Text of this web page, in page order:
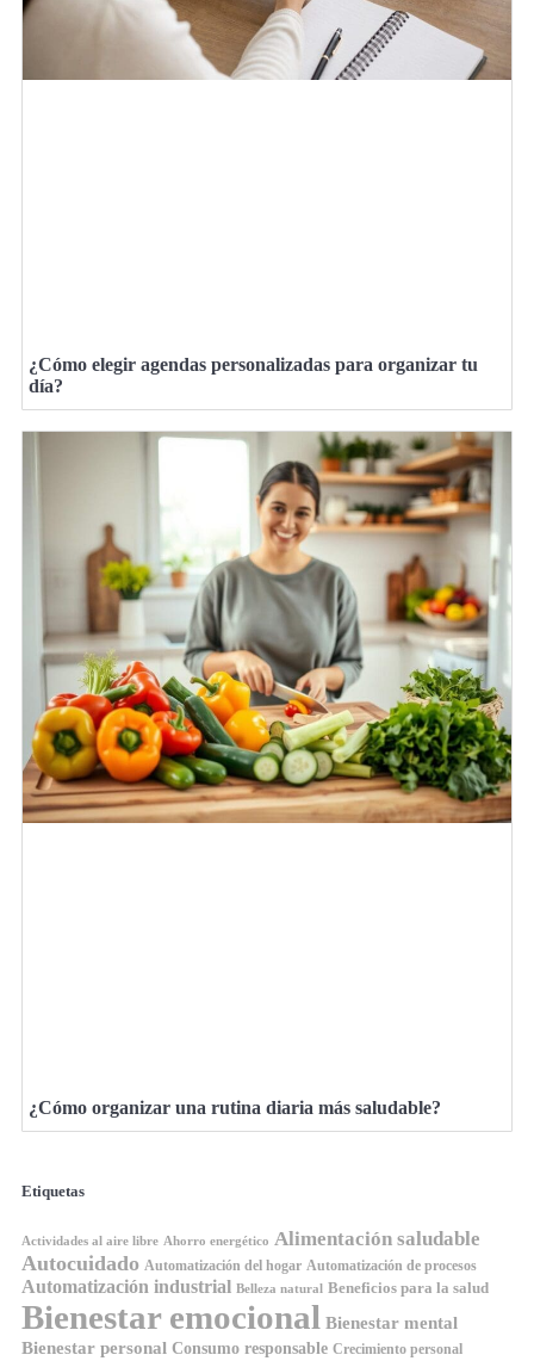
¿Cómo elegir agendas personalizadas para organizar tu
día?
¿Cómo organizar una rutina diaria más saludable?
Etiquetas
Actividades al aire libre Ahorro energético Alimentación saludable
Autocuidado Automatización del hogar Automatización de procesos
Automatización industrial Belleza natural Beneficios para la salud
Bienestar emocional Bienestar mental
Bienestar personal Consumo responsable Crecimiento personal